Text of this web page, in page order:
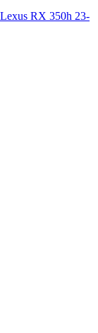
RX 350h 23-